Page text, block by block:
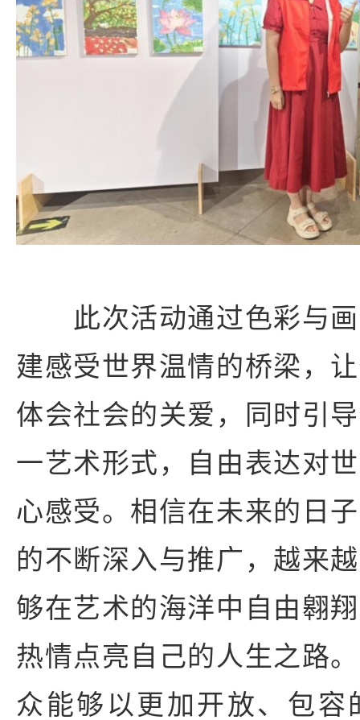
此次活动通过色彩与画
建感受世界温情的桥梁，
体会社会的关爱，同时引
一艺术形式，自由表达对
心感受。相信在未来的日
的不断深入与推广，越来
够在艺术的海洋中自由翱
热情点亮自己的人生之路
众能够以更加开放、包容